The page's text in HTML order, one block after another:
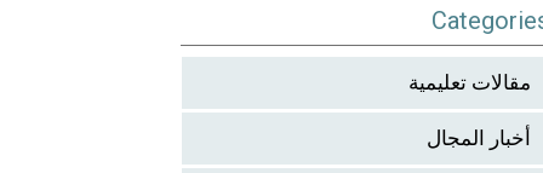
مقالات تعليمية
أخبار المجال